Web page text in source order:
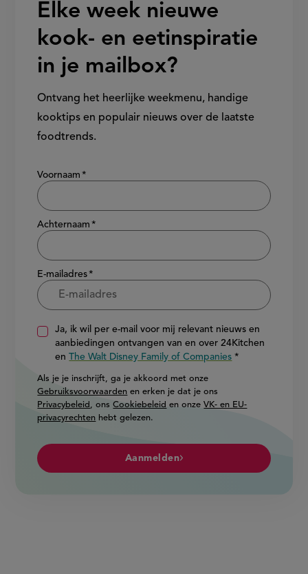
Elke week nieuwe
kook- en eetinspiratie
in je mailbox?
Ontvang het heerlijke weekmenu, handige
kooktips en populair nieuws over de laatste
foodtrends.
Show/hide
Voornaam
Achternaam
E-mailadres
Ja, ik wil per e-mail voor mij relevant nieuws en
aanbiedingen ontvangen van en over 24Kitchen
enThe Walt Disney Family of Companies
Als je je inschrijft, ga je akkoord met onze
Gebruiksvoorwaarden en erken je dat je ons
Privacybeleid , onsCookiebeleid en onzeVK- en EU-
privacyrechten hebt gelezen.
Aanmelden